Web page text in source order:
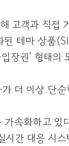
고객과 직접
테마 상품
장권’ 형태
더 이상 단
속화하고 있
간 대응 시